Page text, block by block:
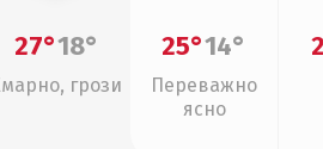
27°18°
грози
25°14°
Переважно
ясно